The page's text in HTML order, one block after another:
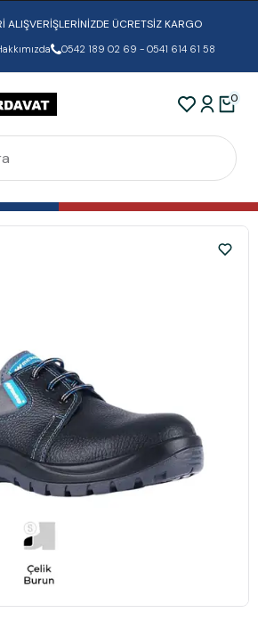
ÜCRETSİZ KARGO
0542 189 02 69 - 0541 614 61 58
0